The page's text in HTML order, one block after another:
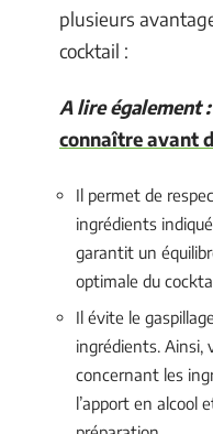
plusieurs
cocktail :
A lire également :
connaître avant
Il permet de
ingrédients
garantit un
optimale du
Il évite le
ingrédients. Ainsi,
concernant les
l’apport en alcool